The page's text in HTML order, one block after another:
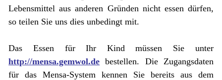
Lebensmittel aus anderen Gründen nicht essen dürfen,
so teilen Sie uns dies unbedingt mit.
Das Essen für Ihr Kind müssen Sie unter
http://mensa.gemwol.de bestellen. Die Zugangsdaten
für das Mensa-System kennen Sie bereits aus dem